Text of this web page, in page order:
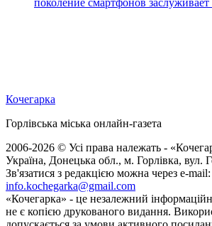
поколение смартфонов
Кочегарка
Горлівська міська онлайн-газета
2006-2026 © Усі права належать -
Україна, Донецька обл., м. Горлівка, вул.
Зв'язатися з редакцією можна через e-mail:
info.kochegarka@gmail.com
«Кочегарка» - це незалежний
не є копією друкованого видання.